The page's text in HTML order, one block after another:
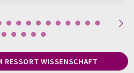
RESSORT WISSENSCHAFT